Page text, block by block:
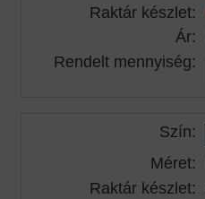
Raktár készlet:
Ár:
Rendelt mennyiség:
Szín:
Méret:
Raktár készlet: